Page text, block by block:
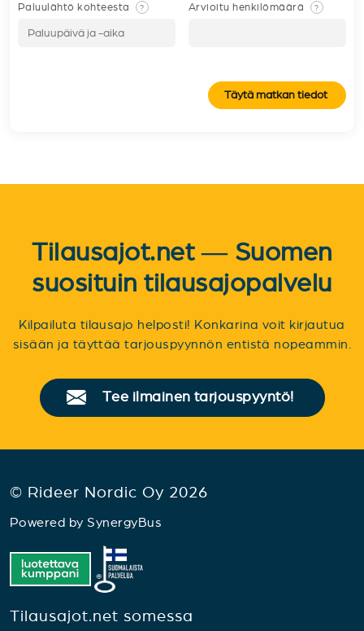
Paluulähtö kohteesta ? Arvioitu henkilömäärä ?
Täytä matkan tiedot
Tilausajot.net — Suomen
suosituin tilausajopalvelu
Kilpailuta tilausajo helposti! Konkarina voit kirjautua
sisään ja täyttää tarjouspyynnön entistä nopeammin.
Tee ilmainen tarjouspyyntö!
© Rideer Nordic Oy 2026
Powered by SynergyBus
Tilausajot.net somessa